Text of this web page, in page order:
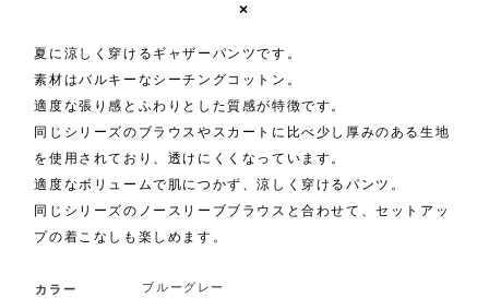
×
夏に涼しく穿けるギャザーパンツです。
素材はバルキーなシーチングコットン。
適度な張り感とふわりとした質感が特徴です。
同じシリーズのブラウスやスカートに比べ少し厚みのある生地
を使用されており、透けにくくなっています。
適度なボリュームで肌につかず、涼しく穿けるパンツ。
同じシリーズのノースリーブブラウスと合わせて、セットアッ
プの着こなしも楽しめます。
カラー ブルーグレー